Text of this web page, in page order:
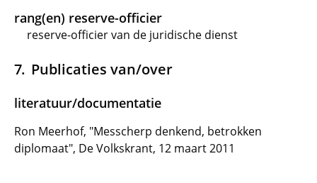
rang(en) reserve-officier
reserve-officier van de juridische dienst
Publicaties van/over
literatuur/documentatie
Ron Meerhof, "Messcherp denkend, betrokken
diplomaat", De Volkskrant, 12 maart 2011